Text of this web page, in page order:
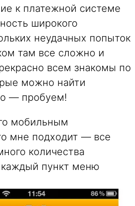
к платежной системе
широкого
неудачных попыток
там все сложно и
всем знакомы по
можно найти
— пробуем!
мобильным
мне подходит — все
количества
каждый пункт меню